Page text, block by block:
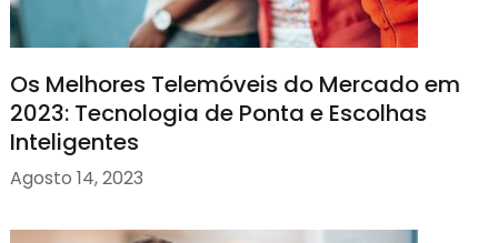
Os Melhores Telemóveis do Mercado em
2023: Tecnologia de Ponta e Escolhas
Inteligentes
Agosto 14, 2023